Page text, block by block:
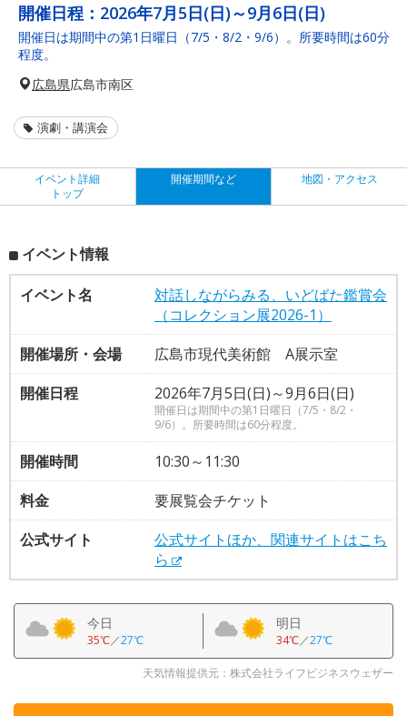
開催日程： 2026年7月5日(日)～9月6日(日)
開催日は期間中の第1日曜日（7/5・8/2・9/6）。所要時間は60分
程度。
広島県広島市南区
演劇・講演会
イベント詳細
トップ
開催期間など 地図・アクセス
イベント情報
イベント名
対話しながらみる、いどばた鑑賞会
（コレクション展2026-1）
開催場所・会場
広島市現代美術館 A展示室
開催日程
2026年7月5日(日)～9月6日(日)
開催日は期間中の第1日曜日（7/5・8/2・
9/6）。所要時間は60分程度。
開催時間
10:30～11:30
料金
要展覧会チケット
公式サイト
公式サイトほか、関連サイトはこち
ら
今日
35℃／27℃
明日
34℃／27℃
天気情報提供元：株式会社ライフビジネスウェザー